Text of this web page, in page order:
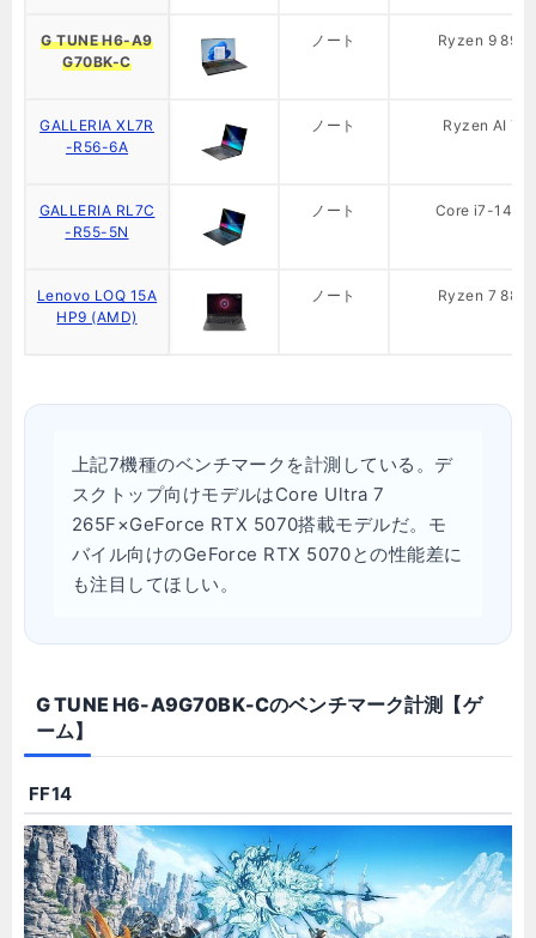
G TUNE H6-A9
G70BK-C
ノート Ryzen 9
GALLERIA XL7R
-R56-6A
ノート Ryzen AI 7
GALLERIA RL7C
-R55-5N
ノート Core i7-
Lenovo LOQ 15A
HP9 (AMD)
ノート Ryzen 7
上記7機種のベンチマークを計測している。デ
スクトップ向けモデルはCore Ultra 7
265F×GeForce RTX 5070搭載モデルだ。モ
バイル向けのGeForce RTX 5070との性能差に
も注目してほしい。
G TUNE H6-A9G70BK-Cのベンチマーク計測【ゲ
ーム】
FF14